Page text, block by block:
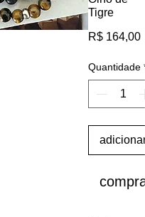
Tigre
R$ 164,00
Quantidade *
comprar